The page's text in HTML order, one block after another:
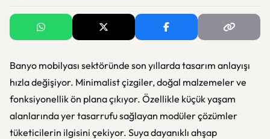
Banyo mobilyası sektöründe son yıllarda tasarım anlayışı
hızla değişiyor. Minimalist çizgiler, doğal malzemeler ve
fonksiyonellik ön plana çıkıyor. Özellikle küçük yaşam
alanlarında yer tasarrufu sağlayan modüler çözümler
tüketicilerin ilgisini çekiyor. Suya dayanıklı ahşap